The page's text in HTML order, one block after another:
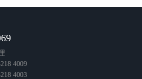
4009
4003